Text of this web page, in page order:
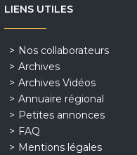
LIENS UTILES
Nos collaborateurs
Archives
Archives Vidéos
Annuaire régional
Petites annonces
FAQ
Mentions légales